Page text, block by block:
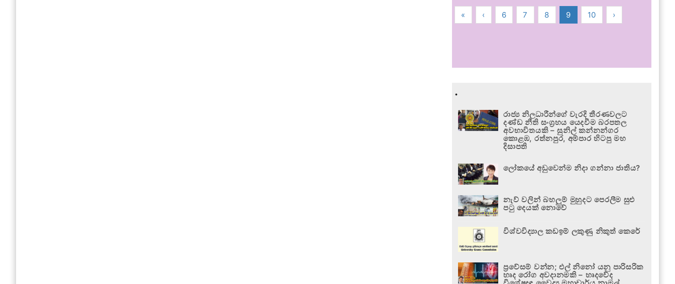
« ‹ 6 7 8 9 10 ›
.
රාජ්‍ය නිලධාරීන්ගේ වැරදි තීරණවලට
දණ්ඩ නීති සංග්‍රහය යෙදවීම බරපතල
අවභාවිතයකි – සුනිල් කන්නන්ගර
කොළඹ, රත්නපුර, අම්පාර හිටපු මහ
දිසාපති
ලෝකයේ අඩුවෙන්ම නිදා ගන්නා ජාතිය?
නැව් වලින් බහලුම් මුහුදට පෙරලීම සුළු
පටු දෙයක් නොවේ
විශ්වවිද්‍යාල කඩඉම් ලකුණු නිකුත් කෙරේ
ප්‍රවේසම් වන්න; එල් නිනෝ යනු පාරිසරික
හෘද රෝග අවදානමකි – හෘදවේද